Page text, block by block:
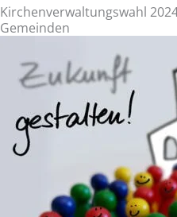
Kirchenverwaltungswahl
Gemeinden